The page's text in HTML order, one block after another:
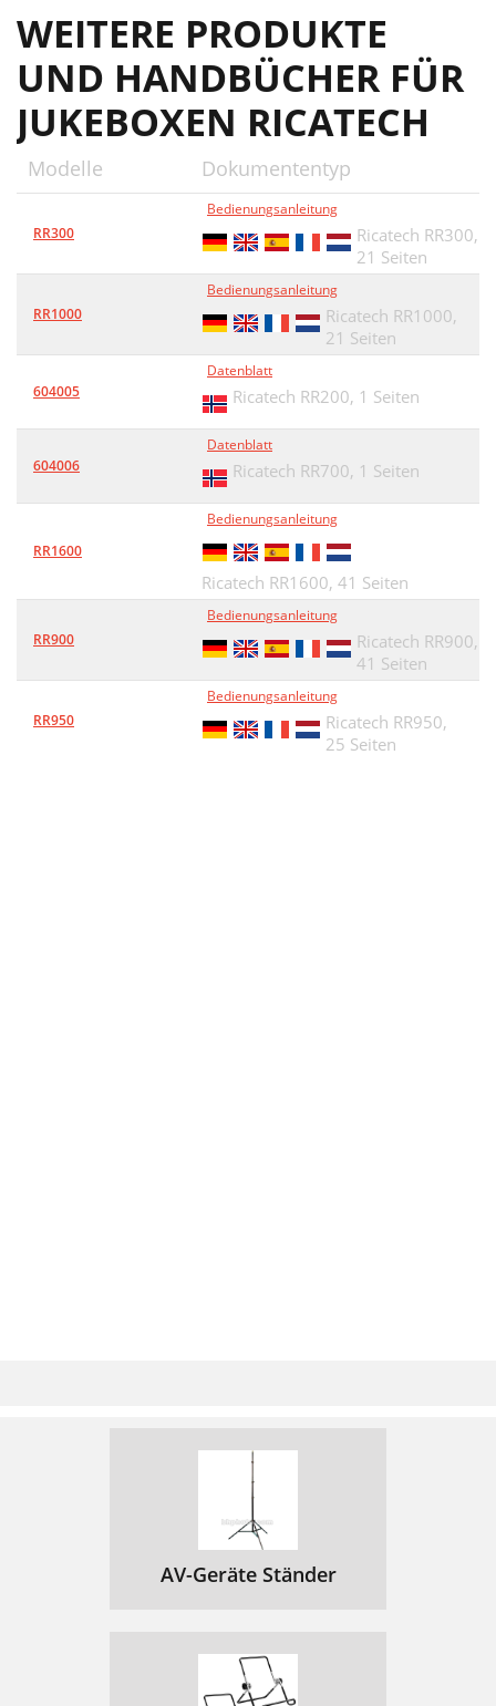
WEITERE PRODUKTE
UND HANDBÜCHER FÜR
JUKEBOXEN RICATECH
Modelle Dokumententyp
RR300
Bedienungsanleitung
Ricatech RR300,
21 Seiten
RR1000
Bedienungsanleitung
Ricatech RR1000,
21 Seiten
604005
Datenblatt
Ricatech RR200, 1 Seiten
604006
Datenblatt
Ricatech RR700, 1 Seiten
RR1600
Bedienungsanleitung
Ricatech RR1600, 41 Seiten
RR900
Bedienungsanleitung
Ricatech RR900,
41 Seiten
RR950
Bedienungsanleitung
Ricatech RR950,
25 Seiten
AV-Geräte Ständer